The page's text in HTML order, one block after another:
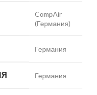
CompAir
(Германия)
Германия
Германия